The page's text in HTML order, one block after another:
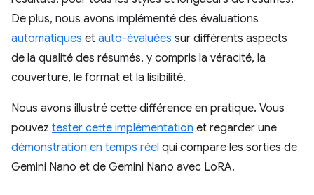
De plus, nous avons implémenté des évaluations
automatiques et auto-évaluées sur différents aspects
de la qualité des résumés, y compris la véracité, la
couverture, le format et la lisibilité.
Nous avons illustré cette différence en pratique. Vous
pouvez tester cette implémentation et regarder une
démonstration en temps réel qui compare les sorties de
Gemini Nano et de Gemini Nano avec LoRA.